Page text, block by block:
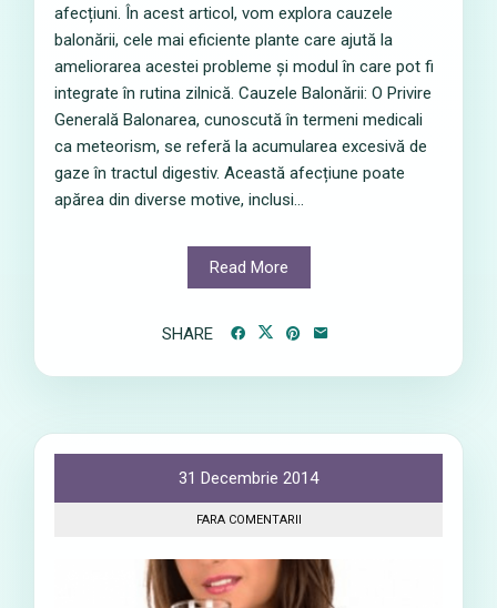
afecțiuni. În acest articol, vom explora cauzele
balonării, cele mai eficiente plante care ajută la
ameliorarea acestei probleme și modul în care pot fi
integrate în rutina zilnică. Cauzele Balonării: O Privire
Generală Balonarea, cunoscută în termeni medicali
ca meteorism, se referă la acumularea excesivă de
gaze în tractul digestiv. Această afecțiune poate
apărea din diverse motive, inclusi...
Read More
SHARE
31 Decembrie 2014
FARA COMENTARII